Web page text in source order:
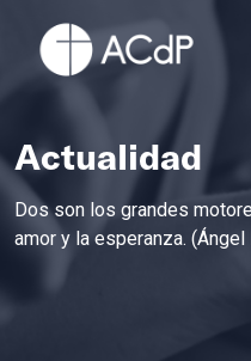
Actualidad
Dos son los grandes
amor y la esperanza. (Ángel